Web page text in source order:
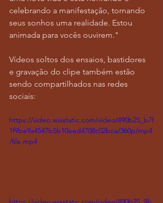
celebrando a manifestação, tornando
seus sonhos uma realidade. Estou
animada para vocês ouvirem."
Vídeos soltos dos ensaios, bastidores
e gravação do clipe também estão
sendo compartilhados nas redes
sociais:
https://video.wixstatic.com/video/490b25_b7f
1f9be9a4547b5b10eed4708c02bca/360p/mp4
/file.mp4